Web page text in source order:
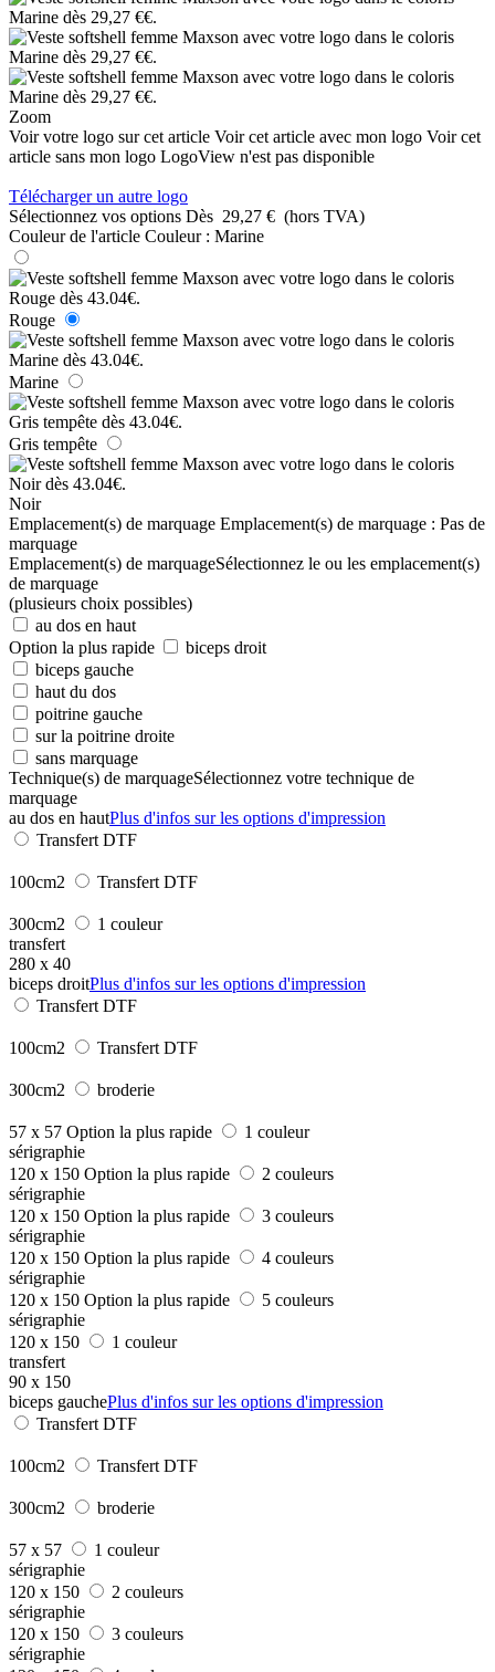
Zoom
Voir votre logo sur cet article Voir cet article avec mon logo Voir cet
article sans mon logo LogoView n'est pas disponible
Télécharger un autre logo
Sélectionnez vos options Dès 29,27 € (hors TVA)
Couleur de l'article Couleur : Marine
Rouge
Marine
Gris tempête
Noir
Emplacement(s) de marquage Emplacement(s) de marquage : Pas de
marquage
Emplacement(s) de marquageSélectionnez le ou les emplacement(s)
de marquage
(plusieurs choix possibles)
au dos en haut
Option la plus rapide
biceps droit
biceps gauche
haut du dos
poitrine gauche
sur la poitrine droite
sans marquage
Technique(s) de marquageSélectionnez votre technique de
marquage
au dos en hautPlus d'infos sur les options d'impression
Transfert DTF
100cm2 Transfert DTF
300cm2
1 couleur
transfert
280 x 40
biceps droitPlus d'infos sur les options d'impression
Transfert DTF
100cm2 Transfert DTF
300cm2 broderie
57 x 57 Option la plus rapide
1 couleur
sérigraphie
120 x 150 Option la plus rapide
2 couleurs
sérigraphie
120 x 150 Option la plus rapide
3 couleurs
sérigraphie
120 x 150 Option la plus rapide
4 couleurs
sérigraphie
120 x 150 Option la plus rapide
5 couleurs
sérigraphie
120 x 150
1 couleur
transfert
90 x 150
biceps gauchePlus d'infos sur les options d'impression
Transfert DTF
100cm2 Transfert DTF
300cm2 broderie
57 x 57
1 couleur
sérigraphie
120 x 150
2 couleurs
sérigraphie
120 x 150
3 couleurs
sérigraphie